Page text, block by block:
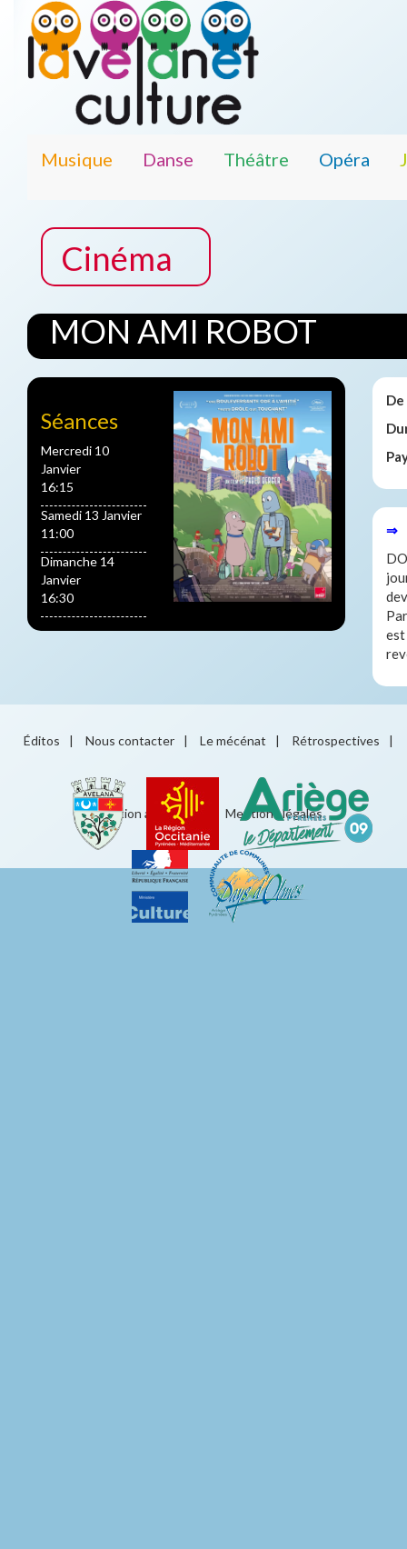
Musique Danse Théâtre Opéra
Cinéma
MON AMI ROBOT
Séances
Mercredi 10
Janvier
16:15
Samedi 13 Janvier
11:00
Dimanche 14
Janvier
16:30
De
⇒
est
Éditos | Nous contacter | Le mécénat | Rétrospectives |
Éducation artistique Mentions légales